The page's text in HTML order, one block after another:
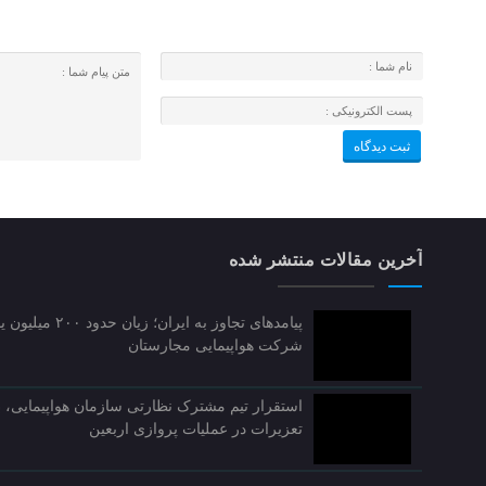
آخرین مقالات منتشر شده
پیامدهای تجاوز به ایران؛
شرکت هواپیمایی مجارستان
استقرار تیم مشترک نظارتی سازمان
تعزیرات در عملیات پروازی اربعین